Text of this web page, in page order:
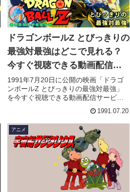
ドラゴンボールZ とびっきりの
最強対最強はどこで見れる？
今すぐ視聴できる動画配信サ
ービスを紹介！
1991年7月20日に公開の映画「ドラゴ
ンボールZ とびっきりの最強対最強」
を今すぐ視聴できる動画配信サービス
スト・声優、スタッフ、主題歌の情報
はもちろん、実際に見た人の感想やレ
ビューもまとめています。
1991.07.20
アニメ